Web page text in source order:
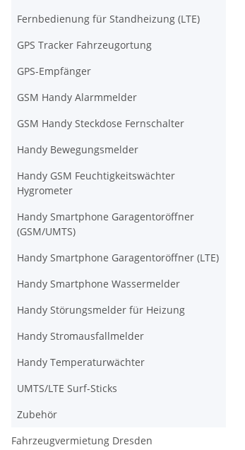
Fernbedienung für Standheizung (LTE)
GPS Tracker Fahrzeugortung
GPS-Empfänger
GSM Handy Alarmmelder
GSM Handy Steckdose Fernschalter
Handy Bewegungsmelder
Handy GSM Feuchtigkeitswächter
Hygrometer
Handy Smartphone Garagentoröffner
(GSM/UMTS)
Handy Smartphone Garagentoröffner (LTE)
Handy Smartphone Wassermelder
Handy Störungsmelder für Heizung
Handy Stromausfallmelder
Handy Temperaturwächter
UMTS/LTE Surf-Sticks
Zubehör
Fahrzeugvermietung Dresden